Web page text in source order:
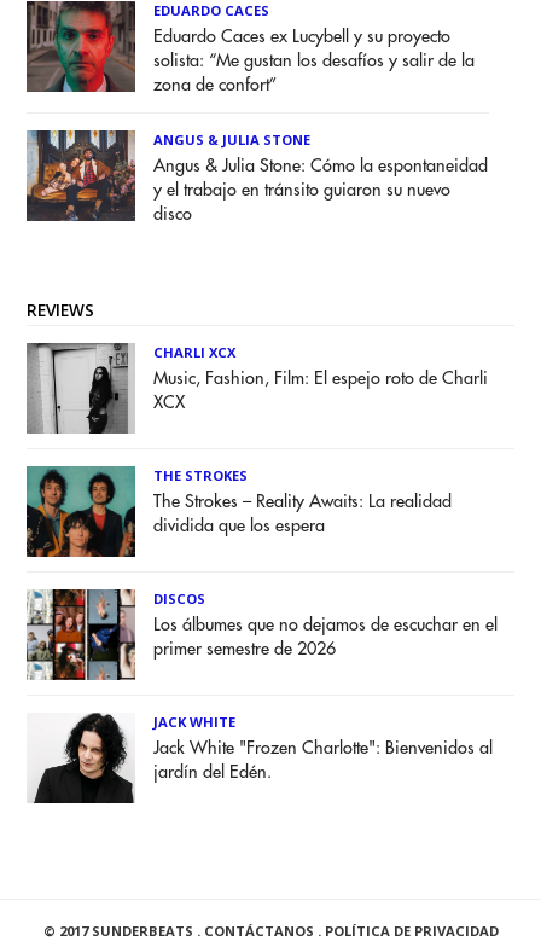
EDUARDO CACES
Eduardo Caces ex Lucybell y su proyecto
solista: “Me gustan los desafíos y salir de la
zona de confort”
ANGUS & JULIA STONE
Angus & Julia Stone: Cómo la espontaneidad
y el trabajo en tránsito guiaron su nuevo
disco
REVIEWS
CHARLI XCX
Music, Fashion, Film: El espejo roto de Charli
XCX
THE STROKES
The Strokes – Reality Awaits: La realidad
dividida que los espera
DISCOS
Los álbumes que no dejamos de escuchar en el
primer semestre de 2026
JACK WHITE
Jack White "Frozen Charlotte": Bienvenidos al
jardín del Edén.
© 2017 SUNDERBEATS . CONTÁCTANOS . POLÍTICA DE PRIVACIDAD